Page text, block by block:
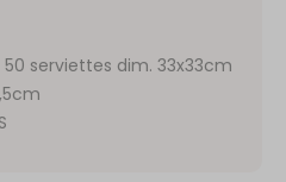
serviettes dim. 33x33cm